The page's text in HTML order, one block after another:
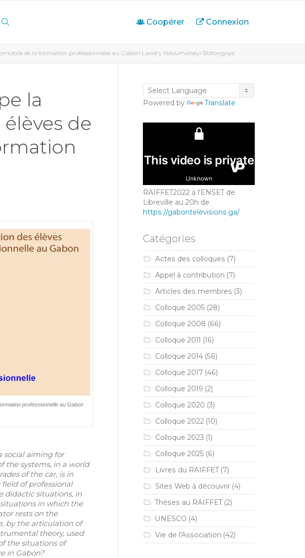
Coopérer Connexion
de la formation professionnelle au Gabon Landry Ndoumatseyi Botongoye
la
de
professionnelle au Gabon
social aiming for
the systems, in a world
of the car, is in
of professional
didactic situations, in
in which the
rests on the
by the articulation of
theory, used
the situations of
in Gabon?
Powered by Translate
RAIFFET2022 à l'ENSET de
Libreville au 20h de
https://gabontelevisions.ga/
Catégories
Actes des colloques (7)
Appel à contribution (7)
Articles des membres (3)
Colloque 2005 (28)
Colloque 2008 (66)
Colloque 2011 (16)
Colloque 2014(56)
Colloque 2017 (46)
Colloque 2019 (2)
Colloque 2020 (3)
Colloque 2022(10)
Colloque 2023 (1)
Colloque 2025 (6)
Livres du RAIFFET(7)
Sites Web à découvrir(4)
Thèses au RAIFFET(2)
UNESCO (4)
Vie de l'Association (42)